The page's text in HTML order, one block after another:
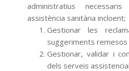
administratius
assistència sanitària incloent;
Gestionar les
suggeriments remesos
Gestionar, validar i
dels serveis